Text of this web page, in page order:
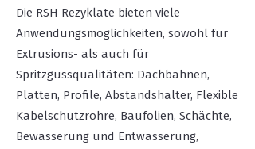
Die RSH Rezyklate bieten viele
Anwendungsmöglichkeiten, sowohl für
Extrusions- als auch für
Spritzgussqualitäten: Dachbahnen,
Platten, Profile, Abstandshalter, Flexible
Kabelschutzrohre, Baufolien, Schächte,
Bewässerung und Entwässerung,